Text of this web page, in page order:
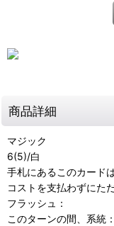
商品詳細
マジック
6(5)/白
手札にあるこのカード
コストを支払わずにた
フラッシュ：
このターンの間、系統